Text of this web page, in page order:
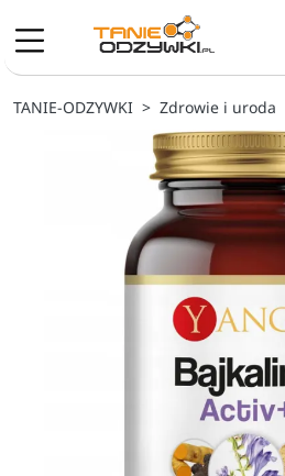
TANIE-ODZYWKI Zdrowie i uroda